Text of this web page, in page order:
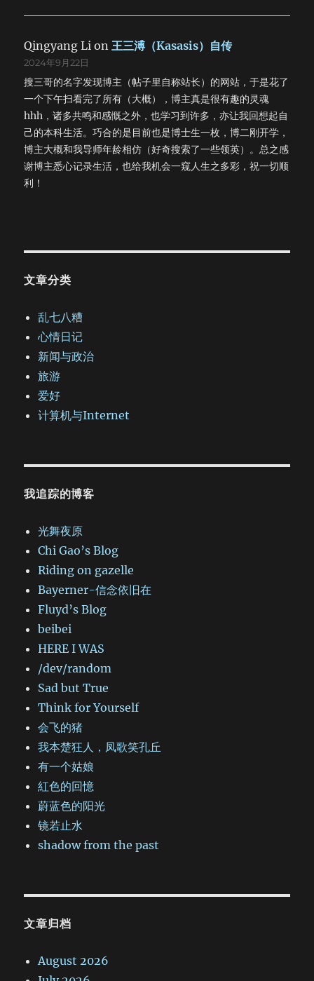
Qingyang Li on王三溥（Kasasis）自传
2024年9月22日
搜三哥的名字发现博主（帖子里自称站长）的网站，于是花了
一个下午扫看完了所有（大概），博主真是很有趣的灵魂
hhh，诸多共鸣和感慨之外，也学习到许多，亦让我回想起自
己的本科生活。巧合的是目前也是博士生一枚，博二刚开学，
博主大概和我导师年龄相仿（好奇搜索了一些领英）。总之感
谢博主悉心记录生活，也给我机会一窥人生之多彩，祝一切顺
利！
文章分类
乱七八糟
心情日记
新闻与政治
旅游
爱好
计算机与Internet
我追踪的博客
光舞夜原
Chi Gao’s Blog
Riding on gazelle
Bayerner-信念依旧在
Fluyd’s Blog
beibei
HERE I WAS
/dev/random
Sad but True
Think for Yourself
会飞的猪
我本楚狂人，凤歌笑孔丘
有一个姑娘
紅色的回憶
蔚蓝色的阳光
镜若止水
shadow from the past
文章归档
August 2026